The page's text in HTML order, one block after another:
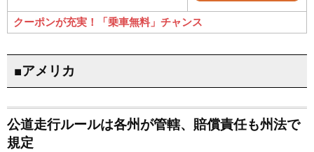
クーポンが充実！「乗車無料」チャンス
■アメリカ
公道走行ルールは各州が管轄、賠償責任も州法で
規定